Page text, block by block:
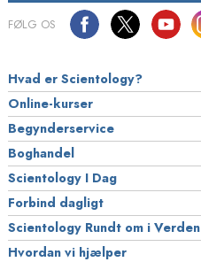
FØLG OS
Hvad er Scientology?
Online-kurser
Begynderservice
Boghandel
Scientology I Dag
Forbind dagligt
Scientology Rundt om i Verden
Hvordan vi hjælper